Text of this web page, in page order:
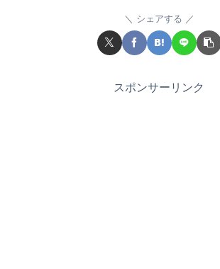
シェアする
スポンサーリンク